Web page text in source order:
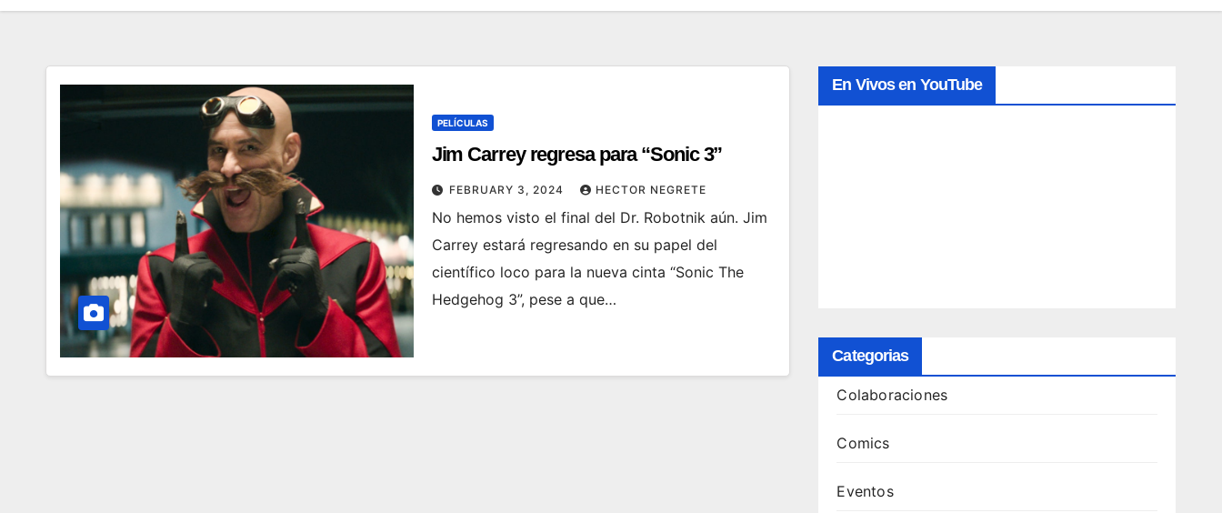
PELÍCULAS
Jim Carrey regresa para “Sonic 3”
FEBRUARY 3, 2024 HECTOR NEGRETE
No hemos visto el final del Dr. Robotnik aún. Jim
Carrey estará regresando en su papel del
científico loco para la nueva cinta “Sonic The
Hedgehog 3”, pese a que…
En Vivos en YouTube
Categorias
Colaboraciones
Comics
Eventos